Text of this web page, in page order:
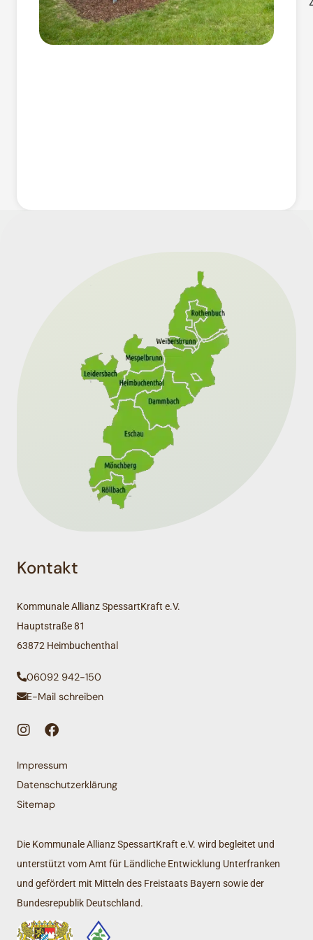
Kontakt
Kommunale Allianz SpessartKraft e.V.
Hauptstraße 81
63872 Heimbuchenthal
06092 942-150
E-Mail schreiben
Impressum
Datenschutzerklärung
Sitemap
Die Kommunale Allianz SpessartKraft e.V. wird begleitet und
unterstützt vom Amt für Ländliche Entwicklung Unterfranken
und gefördert mit Mitteln des Freistaats Bayern sowie der
Bundesrepublik Deutschland.